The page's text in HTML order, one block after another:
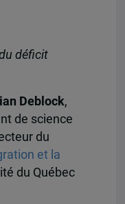
déficit
Deblock,
de science
du
et la
du Québec